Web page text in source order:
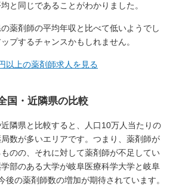
と同じであることがわかりました。
薬剤師の平均年収と比べて低いようでし
プするチャンスかもしれません。
以上の薬剤師求人を見る
国・近隣県の比較
隣県と比較すると、人口10万人当たりの
数が多いエリアです。つまり、薬剤師が
のの、それに対して薬剤師が不足してい
部のある大学が岐阜医療科学大学と岐阜
後の薬剤師数の増加が期待されています。